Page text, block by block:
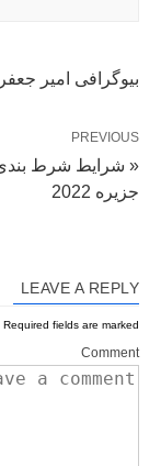
بیوگرافی امیر
PREVIOUS
« شرایط شرط بندی
جزیره 2022
LEAVE A REPLY
Required fields are marked
Comment